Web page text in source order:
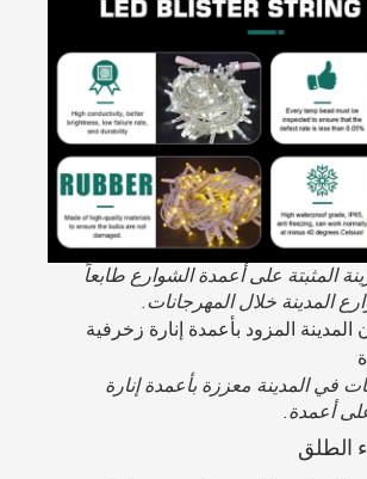
على أعمدة الشوارع طابعاً
خلال المهرجانات.
المدينة معززة بأعمدة إنارة